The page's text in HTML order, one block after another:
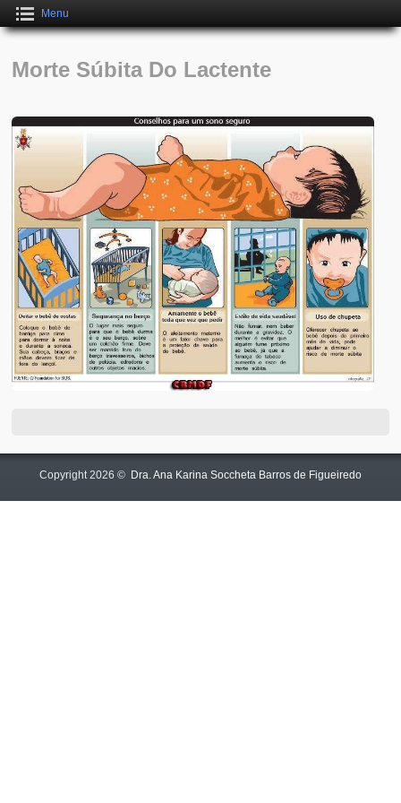
Menu
Morte Súbita Do Lactente
Copyright 2026 © Dra. Ana Karina Soccheta Barros de Figueiredo